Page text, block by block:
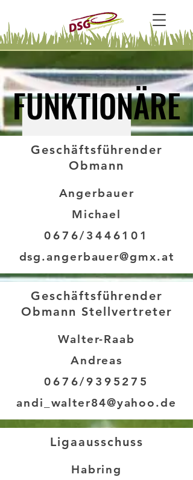
FUNKTIONÄRE
FUNKTIONÄRE
Geschäftsführender
Obmann
Angerbauer
Michael
0676/3446101
dsg.angerbauer@gmx.at
Geschäftsführender
Obmann Stellvertreter
Walter-Raab
Andreas
0676/9395275
andi_walter84@yahoo.de
Ligaausschuss
Habring